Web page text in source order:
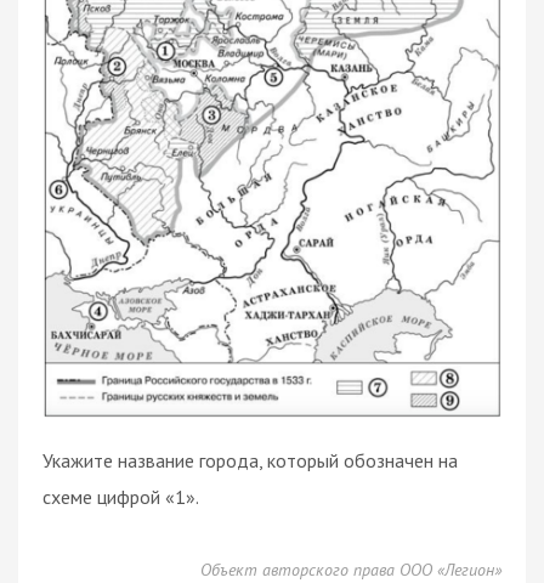
Укажите название города, который обозначен на
схеме цифрой «1».
Объект авторского права ООО «Легион»